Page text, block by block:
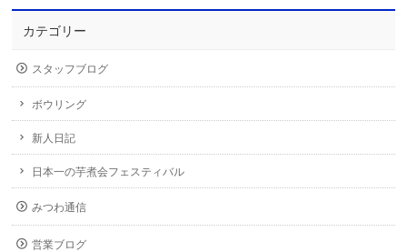
カテゴリー
スタッフブログ
ボウリング
新人日記
日本一の芋煮会フェスティバル
みつわ通信
営業ブログ